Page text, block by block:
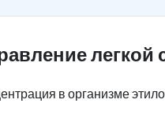
легкой
в организме